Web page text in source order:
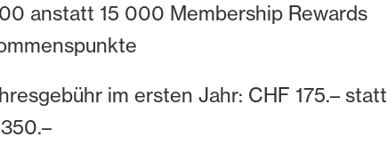
anstatt 15 000 Membership Rewards
im ersten Jahr: CHF 175.– statt